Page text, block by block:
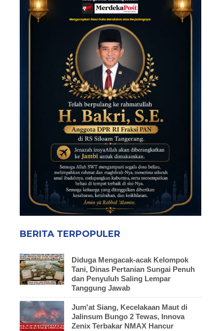
BERITA TERPOPULER
Diduga Mengacak-acak Kelompok
Tani, Dinas Pertanian Sungai Penuh
dan Penyuluh Saling Lempar
Tanggung Jawab
Jum'at Siang, Kecelakaan Maut di
Jalinsum Bungo 2 Tewas, Innova
Zenix Terbakar NMAX Hancur